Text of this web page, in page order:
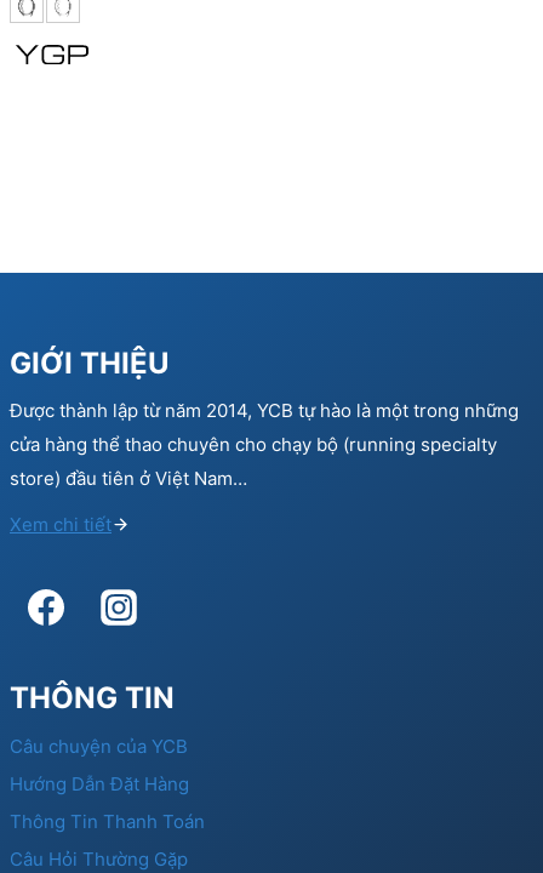
GIỚI THIỆU
Được thành lập từ năm 2014, YCB tự hào là một trong những
cửa hàng thể thao chuyên cho chạy bộ (running specialty
store) đầu tiên ở Việt Nam…
Xem chi tiết
THÔNG TIN
Câu chuyện của YCB
Hướng Dẫn Đặt Hàng
Thông Tin Thanh Toán
Câu Hỏi Thường Gặp